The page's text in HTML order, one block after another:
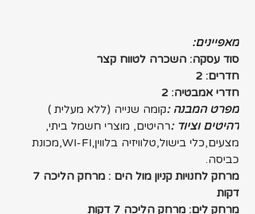
מאפיינים:
סוד עסקה: השכרה לטווח קצר
חדרים: 2
חדרי אמבטיה: 2
מפרט המבנה :קומה שנייה (ללא מעלית )
רהיטים וציוד :רהיטים, מוצרי חשמל ביתי,
מצעים,כלי בישול,טלוויזיה בלווין,WI-FI,מכונת
כביסה.
דקות
מרחק לים: מרחק הליכה 7 דקות